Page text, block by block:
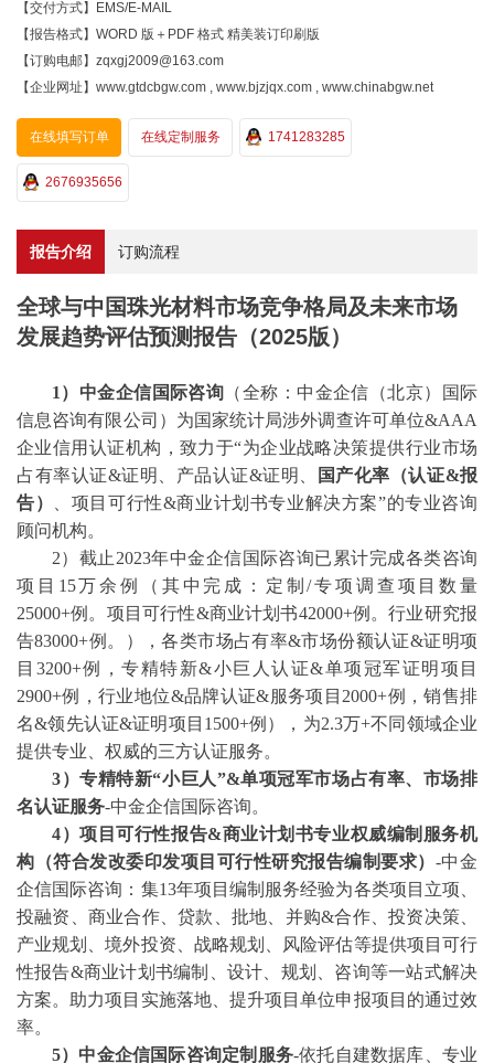
【交付方式】EMS/E-MAIL
【报告格式】WORD 版＋PDF 格式 精美装订印刷版
【订购电邮】zqxgj2009@163.com
【企业网址】www.gtdcbgw.com , www.bjzjqx.com , www.chinabgw.net
在线填写订单 在线定制服务 1741283285
2676935656
报告介绍 订购流程
全球与中国珠光材料市场竞争格局及未来市场
发展趋势评估预测报告（2025版）
1）中金企信国际咨询 （全称：中金企信（北京）国际
信息咨询有限公司）为国家统计局涉外调查许可单位&AAA
企业信用认证机构，致力于“为企业战略决策提供行业市场
占有率认证&证明、产品认证&证明、 国产化率（认证&报
告）
、 项目可行性&商业计划书专业解决方案”的专业咨询
顾问机构。
2）截止2023年中金企信国际咨询已累计完成各类咨询
项目15万余例（其中完成： 定制/专项调查项目数量
25000+例。项目可行性&商业计划书42000+例。行业研究报
告83000+例。），各类市场占有率&市场份额认证&证明项
目3200+例，专精特新&小巨人认证&单项冠军证明项目
2900+例，行业地位&品牌认证&服务项目2000+例，销售排
名&领先认证&证明项目1500+例），为2.3万+不同领域企业
提供专业、权威的三方认证服务。
3）专精特新“小巨人”&单项冠军市场占有率、市场排
名认证服务-中金企信国际咨询。
4）项目可行性报告&商业计划书专业权威编制服务机
构（符合发改委印发项目可行性研究报告编制要求） -中金
企信国际咨询：集13年项目编制服务经验为各类项目立项、
投融资、商业合作、贷款、批地、并购&合作、投资决策、
产业规划、境外投资、战略规划、风险评估等提供项目可行
性报告&商业计划书编制、设计、规划、咨询等一站式解决
方案。助力项目实施落地、提升项目单位申报项目的通过效
率。
5）中金企信国际咨询定制服务-依托自建数据库、专业